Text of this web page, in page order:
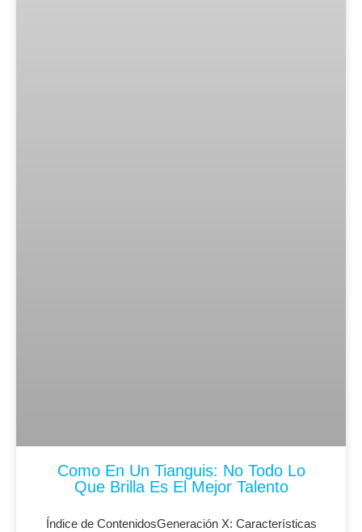
Como En Un Tianguis: No Todo Lo
Que Brilla Es El Mejor Talento
Índice de ContenidosGeneración X: Características